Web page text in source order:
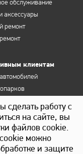
обслуживание
аксессуары
ремонт
клиентам
сделать работу с
на сайте, вы
файлов cookie.
можно
и защите